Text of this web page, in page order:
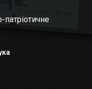
патріотичне